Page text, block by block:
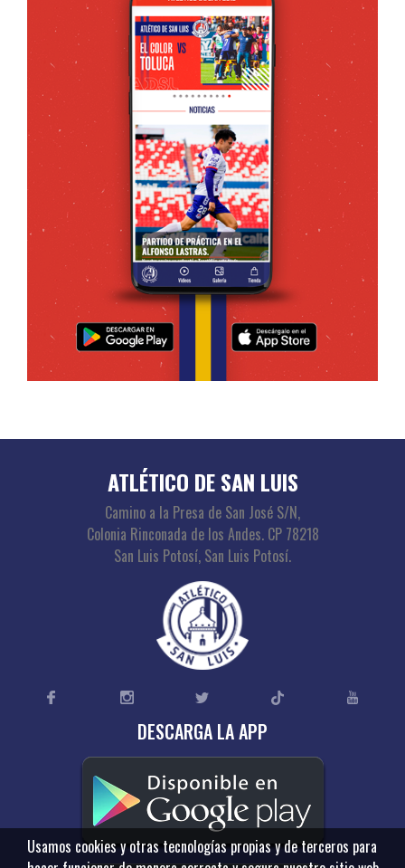
ATLÉTICO DE SAN LUIS
Camino a la Presa de San José S/N,
Colonia Rinconada de los Andes. CP 78218
San Luis Potosí, San Luis Potosí.
DESCARGA LA APP
Usamos cookies y otras tecnologías propias y de terceros para